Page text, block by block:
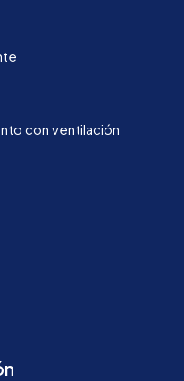
con ventilación